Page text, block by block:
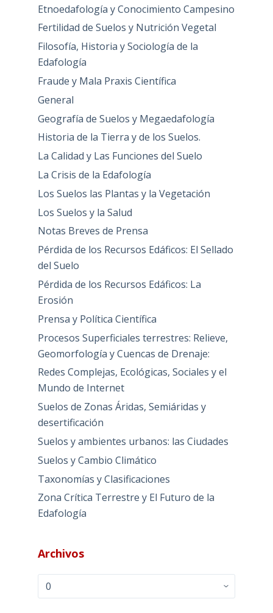
Etnoedafología y Conocimiento Campesino
Fertilidad de Suelos y Nutrición Vegetal
Filosofía, Historia y Sociología de la
Edafología
Fraude y Mala Praxis Científica
General
Geografía de Suelos y Megaedafología
Historia de la Tierra y de los Suelos.
La Calidad y Las Funciones del Suelo
La Crisis de la Edafología
Los Suelos las Plantas y la Vegetación
Los Suelos y la Salud
Notas Breves de Prensa
Pérdida de los Recursos Edáficos: El Sellado
del Suelo
Pérdida de los Recursos Edáficos: La
Erosión
Prensa y Política Científica
Procesos Superficiales terrestres: Relieve,
Geomorfología y Cuencas de Drenaje:
Redes Complejas, Ecológicas, Sociales y el
Mundo de Internet
Suelos de Zonas Áridas, Semiáridas y
desertificación
Suelos y ambientes urbanos: las Ciudades
Suelos y Cambio Climático
Taxonomías y Clasificaciones
Zona Crítica Terrestre y El Futuro de la
Edafología
Archivos
Archivos